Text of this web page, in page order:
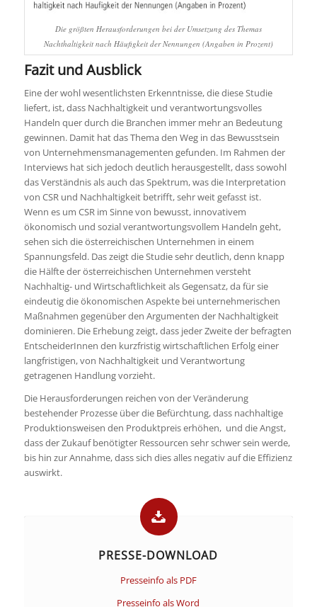
Die größten Herausforderungen bei der Umsetzung des Themas
Nachthaltigkeit nach Häufigkeit der Nennungen (Angaben in Prozent)
Fazit und Ausblick
Eine der wohl wesentlichsten Erkenntnisse, die diese Studie
liefert, ist, dass Nachhaltigkeit und verantwortungsvolles
Handeln quer durch die Branchen immer mehr an Bedeutung
gewinnen. Damit hat das Thema den Weg in das Bewusstsein
von Unternehmensmanagementen gefunden. Im Rahmen der
Interviews hat sich jedoch deutlich herausgestellt, dass sowohl
das Verständnis als auch das Spektrum, was die Interpretation
von CSR und Nachhaltigkeit betrifft, sehr weit gefasst ist.
Wenn es um CSR im Sinne von bewusst, innovativem
ökonomisch und sozial verantwortungsvollem Handeln geht,
sehen sich die österreichischen Unternehmen in einem
Spannungsfeld. Das zeigt die Studie sehr deutlich, denn knapp
die Hälfte der österreichischen Unternehmen versteht
Nachhaltig- und Wirtschaftlichkeit als Gegensatz, da für sie
eindeutig die ökonomischen Aspekte bei unternehmerischen
Maßnahmen gegenüber den Argumenten der Nachhaltigkeit
dominieren. Die Erhebung zeigt, dass jeder Zweite der befragten
EntscheiderInnen den kurzfristig wirtschaftlichen Erfolg einer
langfristigen, von Nachhaltigkeit und Verantwortung
getragenen Handlung vorzieht.
Die Herausforderungen reichen von der Veränderung
bestehender Prozesse über die Befürchtung, dass nachhaltige
Produktionsweisen den Produktpreis erhöhen, und die Angst,
dass der Zukauf benötigter Ressourcen sehr schwer sein werde,
bis hin zur Annahme, dass sich dies alles negativ auf die Effizienz
auswirkt.
PRESSE-DOWNLOAD
Presseinfo als PDF
Presseinfo als Word